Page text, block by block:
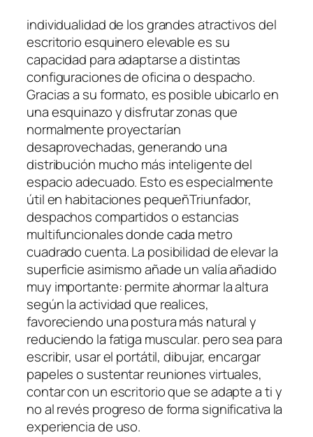
individualidad de los grandes atractivos del
escritorio esquinero elevable es su
capacidad para adaptarse a distintas
configuraciones de oficina o despacho.
Gracias a su formato, es posible ubicarlo en
una esquinazo y disfrutar zonas que
normalmente proyectarían
desaprovechadas, generando una
distribución mucho más inteligente del
espacio adecuado. Esto es especialmente
útil en habitaciones pequeñTriunfador,
despachos compartidos o estancias
multifuncionales donde cada metro
cuadrado cuenta. La posibilidad de elevar la
superficie asimismo añade un valía añadido
muy importante: permite ahormar la altura
según la actividad que realices,
favoreciendo una postura más natural y
reduciendo la fatiga muscular. pero sea para
escribir, usar el portátil, dibujar, encargar
papeles o sustentar reuniones virtuales,
contar con un escritorio que se adapte a ti y
no al revés progreso de forma significativa la
experiencia de uso.